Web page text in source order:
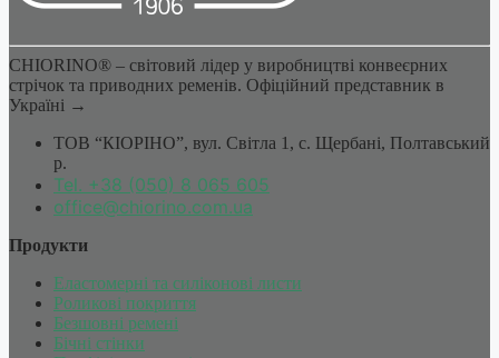
CHIORINO® – світовий лідер у виробництві конвеєрних
стрічок та приводних ременів. Офіційний представник в
Україні →
ТОВ “КІОРІНО”, вул. Світла 1, c. Щербані, Полтавський
р.
Tel. +38 (050) 8 065 605
office@chiorino.com.ua
Продукти
Еластомерні та силіконові листи
Роликові покриття
Безшовні ремені
Бічні стінки